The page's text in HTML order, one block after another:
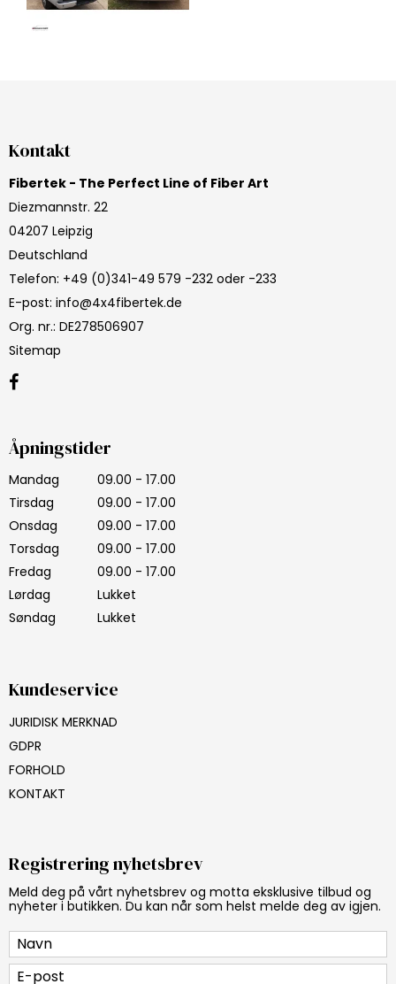
Kontakt
Fibertek - The Perfect Line of Fiber Art
Diezmannstr. 22
04207 Leipzig
Deutschland
Telefon: +49 (0)341-49 579 -232 oder -233
E-post: info@4x4fibertek.de
Org. nr.: DE278506907
Sitemap
Åpningstider
Mandag
09.00 - 17.00
Tirsdag
09.00 - 17.00
Onsdag
09.00 - 17.00
Torsdag
09.00 - 17.00
Fredag
09.00 - 17.00
Lørdag
Lukket
Søndag
Lukket
Kundeservice
JURIDISK MERKNAD
GDPR
FORHOLD
KONTAKT
Registrering nyhetsbrev
Meld deg på vårt nyhetsbrev og motta eksklusive tilbud og
nyheter i butikken. Du kan når som helst melde deg av igjen.